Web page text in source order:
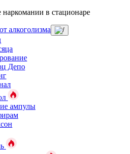
наркомании в стационаре
алкоголизма
Депо
ампулы